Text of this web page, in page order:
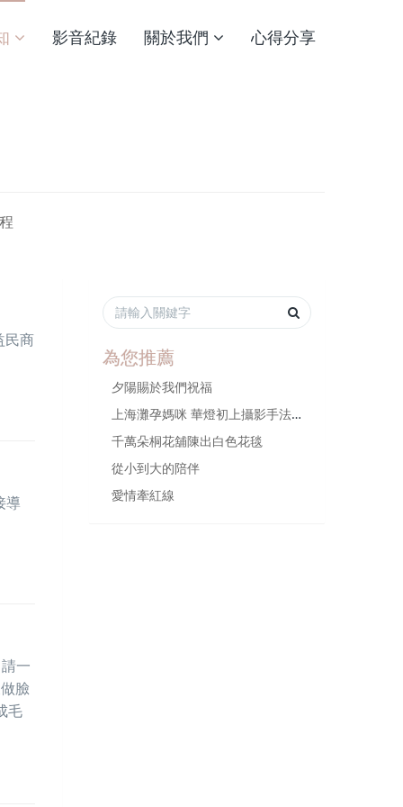
影音紀錄 關於我們 心得分享
民商
導
一
臉
毛
為您推薦
夕陽賜於我們祝福
上海灘孕媽咪 華燈初上攝影手法 讓人耳目一新
千萬朵桐花舖陳出白色花毯
從小到大的陪伴
愛情牽紅線